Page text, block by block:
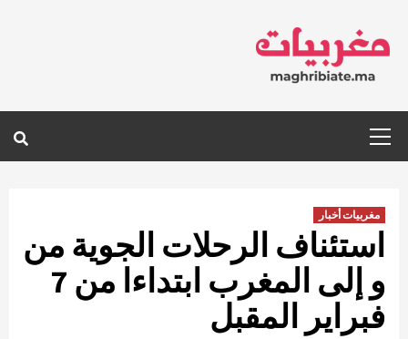
content
Menu
مغربيات أخبار
استئناف الرحلات الجوية من
و إلى المغرب ابتداءا من 7
فبراير المقبل